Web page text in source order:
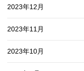
2023年12月
2023年11月
2023年10月